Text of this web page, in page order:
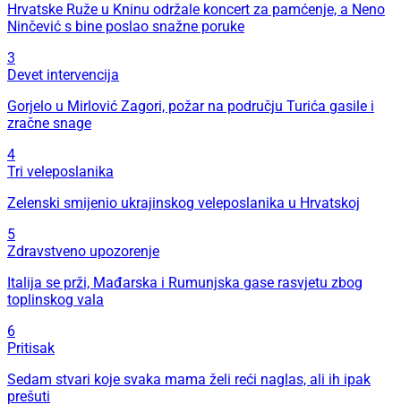
Hrvatske Ruže u Kninu održale koncert za pamćenje, a Neno
Ninčević s bine poslao snažne poruke
3
Devet intervencija
Gorjelo u Mirlović Zagori, požar na području Turića gasile i
zračne snage
4
Tri veleposlanika
Zelenski smijenio ukrajinskog veleposlanika u Hrvatskoj
5
Zdravstveno upozorenje
Italija se prži, Mađarska i Rumunjska gase rasvjetu zbog
toplinskog vala
6
Pritisak
Sedam stvari koje svaka mama želi reći naglas, ali ih ipak
prešuti